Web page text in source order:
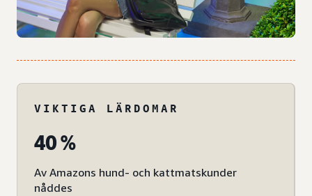
VIKTIGA LÄRDOMAR
40 %
Av Amazons hund- och kattmatskunder
nåddes